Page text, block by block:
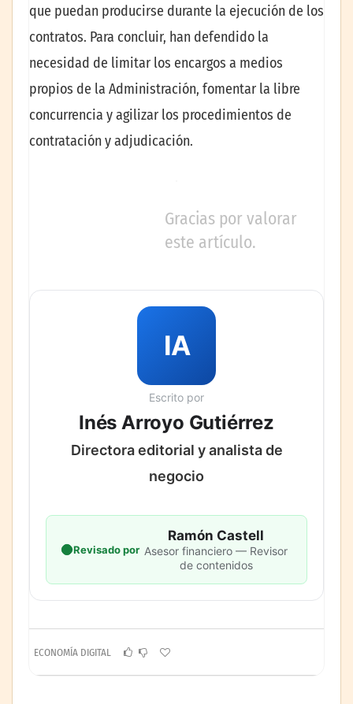
que puedan producirse durante la ejecución de los
contratos. Para concluir, han defendido la
necesidad de limitar los encargos a medios
propios de la Administración, fomentar la libre
concurrencia y agilizar los procedimientos de
contratación y adjudicación.
Gracias por valorar
este artículo.
IA
Escrito por
Inés Arroyo Gutiérrez
Directora editorial y analista de
negocio
Revisado por
Ramón Castell
Asesor financiero — Revisor
de contenidos
ECONOMÍA DIGITAL